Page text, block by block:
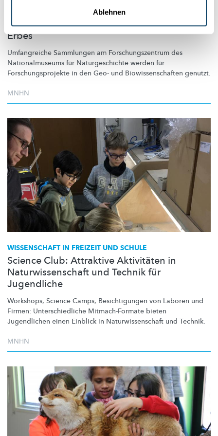
Ablehnen
Naturgeschichte: Nationales
Referenzzentrum zur Erforschung des Natur-
Erbes
Umfangreiche Sammlungen am Forschungszentrum des
Nationalmuseums für Naturgeschichte werden für
Forschungsprojekte in den Geo- und Biowissenschaften genutzt.
MNHN
WISSENSCHAFT IN FREIZEIT UND SCHULE
Science Club: Attraktive Aktivitäten in
Naturwissenschaft und Technik für
Jugendliche
Workshops, Science Camps, Besichtigungen von Laboren und
Firmen: Unterschiedliche Mitmach-Formate bieten
Jugendlichen einen Einblick in Naturwissenschaft und Technik.
MNHN